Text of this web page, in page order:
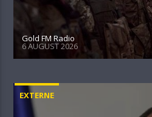
Gold FM Radio
6 AUGUST 2026
EXTERNE